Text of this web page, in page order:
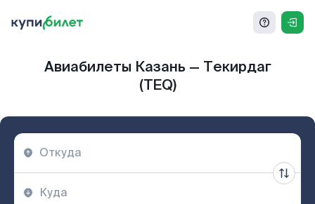
Авиабилеты Казань — Текирдаг
(TEQ)